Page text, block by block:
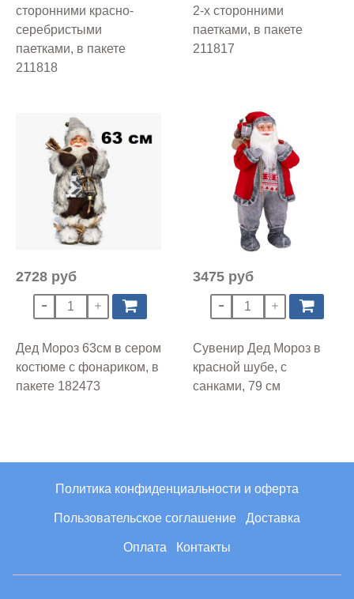
сторонними красно-
серебристыми
паетками, в пакете
211818
2-х сторонними
паетками, в пакете
211817
2728 руб
Дед Мороз 63см в сером
костюме с фонариком, в
пакете 182473
3475 руб
Сувенир Дед Мороз в
красной шубе, с
санками, 79 см
Политика конфиденциальности и оферта
Пользовательское соглашение Доставка
Оплата Контакты